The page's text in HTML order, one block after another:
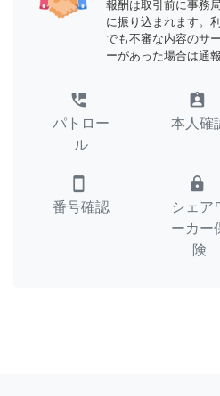
報酬は取引前に事務
に振り込まれます。
でも不審な内容のサ
ーがあった場合は通
perm_phone_msg
パトロー
ル
assignment_ind
本人確
smartphone
番号確認
lock
シェア
ーカー
険